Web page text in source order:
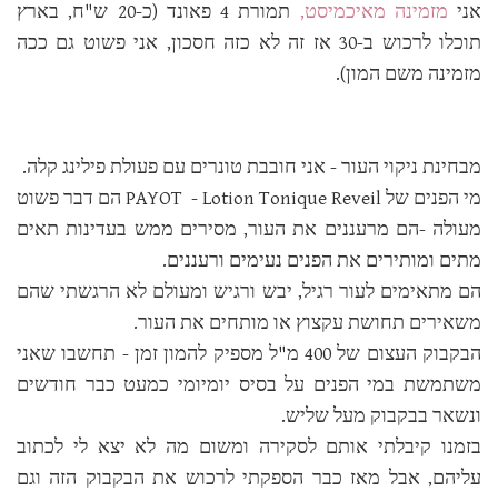
אני מזמינה מאיכמיסט,
תמורת 4 פאונד (כ-20 ש"ח, בארץ
תוכלו לרכוש ב-30 אז זה לא כזה חסכון, אני פשוט גם ככה
מזמינה משם המון).
מבחינת ניקוי העור - אני חובבת טונרים עם פעולת פילינג קלה.
מי הפנים של PAYOT - Lotion Tonique Reveil הם דבר פשוט
מעולה -הם מרעננים את העור, מסירים ממש בעדינות תאים
מתים ומותירים את הפנים נעימים ורעננים.
הם מתאימים לעור רגיל, יבש ורגיש ומעולם לא הרגשתי שהם
משאירים תחושת עקצוץ או מותחים את העור.
הבקבוק העצום של 400 מ"ל מספיק להמון זמן - תחשבו שאני
משתמשת במי הפנים על בסיס יומיומי כמעט כבר חודשים
ונשאר בבקבוק מעל שליש.
בזמנו קיבלתי אותם לסקירה ומשום מה לא יצא לי לכתוב
עליהם, אבל מאז כבר הספקתי לרכוש את הבקבוק הזה וגם